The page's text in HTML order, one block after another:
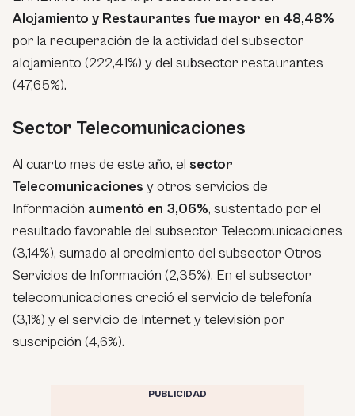
Alojamiento y Restaurantes fue mayor en 48,48%
por la recuperación de la actividad del subsector
alojamiento (222,41%) y del subsector restaurantes
(47,65%).
Sector Telecomunicaciones
Al cuarto mes de este año, el sector
Telecomunicaciones y otros servicios de
Información aumentó en 3,06%, sustentado por el
resultado favorable del subsector Telecomunicaciones
(3,14%), sumado al crecimiento del subsector Otros
Servicios de Información (2,35%). En el subsector
telecomunicaciones creció el servicio de telefonía
(3,1%) y el servicio de Internet y televisión por
suscripción (4,6%).
PUBLICIDAD